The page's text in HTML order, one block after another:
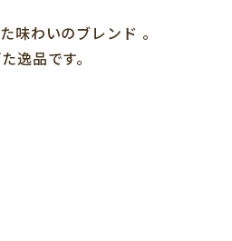
味わいのブレンド 。
逸品です。